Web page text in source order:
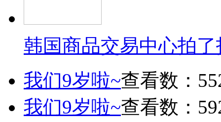
韩国商品交易中心拍
我们9岁啦~查看数：
我们9岁啦~查看数：